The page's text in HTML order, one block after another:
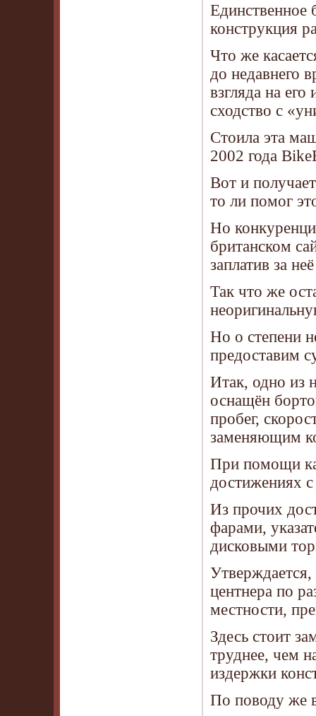
Единственное
конструкция
Что же
до недавнего
взгляда на
сходство с
Стоила эта
2002 года
Вот и
то ли помог
Но
британском
заплатив за
Так что же
Но о степени
предоставим
Итак, одно из
оснащён
пробег,
заменяющим
При помощи
достижениях
Из прочих
фарами,
дисковыми
Утверждается,
центнера по
местности,
Здесь стоит
труднее, чем
издержки
По поводу же